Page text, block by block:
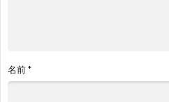
名前*